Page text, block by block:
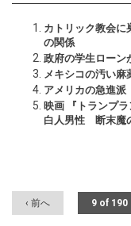
カトリック教会
の関係
政府の学生ローン
メキシコの汚い麻
アメリカの急進
映画 『トランプ
白人男性 断末魔
‹ 前へ 9 of 190